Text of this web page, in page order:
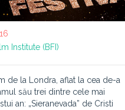
Institute (BFI)
de la Londra, aflat la cea de-a
său trei dintre cele mai
an: „Sieranevada” de Cristi